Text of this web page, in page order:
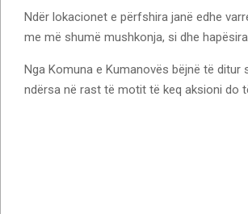
Ndër lokacionet e përfshira janë edhe
me më shumë mushkonja, si dhe
Nga Komuna e Kumanovës bëjnë të ditur
ndërsa në rast të motit të keq aksioni do